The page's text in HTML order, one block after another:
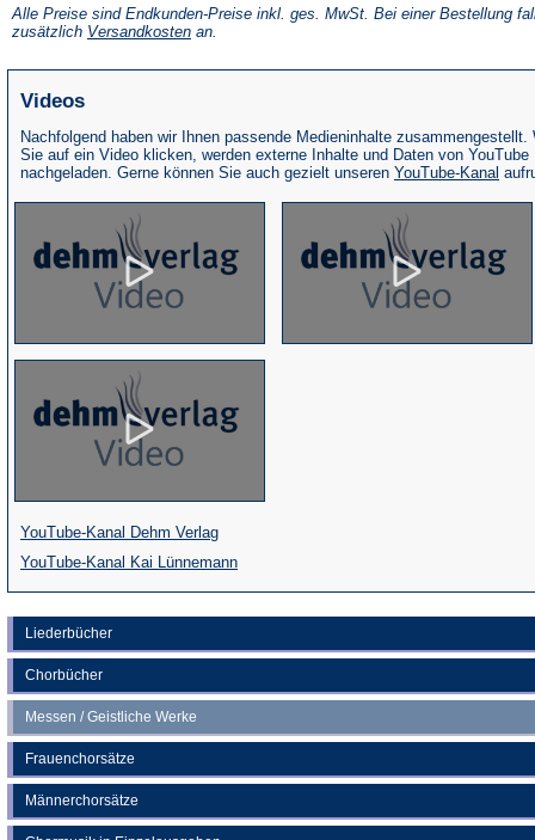
Liederbücher
Chorbücher
Messen / Geistliche Werke
Frauenchorsätze
Männerchorsätze
einem
neuen
Alle Preise sind Endkunden-Preise inkl. ges. MwSt. Bei einer Bestellung
zusätzlich Versandkosten(Öffnet
an.
Videos
Nachfolgend haben wir Ihnen passende Medieninhalte zusammengestellt.
Sie auf ein Video klicken, werden externe Inhalte und Daten von YouTube
nachgeladen. Gerne können Sie auch gezielt unseren YouTube-Kanal
YouTube-Kanal Dehm Verlag(Öffnet
in
einem
neuen
Tab)
YouTube-Kanal Kai Lünnemann(Öffnet
in
einem
neuen